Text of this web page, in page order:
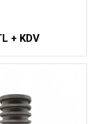
+ KDV